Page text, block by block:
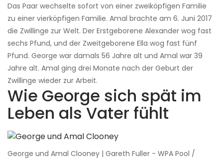
Das Paar wechselte sofort von einer zweiköpfigen Familie
zu einer vierköpfigen Familie. Amal brachte am 6. Juni 2017
die Zwillinge zur Welt. Der Erstgeborene Alexander wog fast
sechs Pfund, und der Zweitgeborene Ella wog fast fünf
Pfund. George war damals 56 Jahre alt und Amal war 39
Jahre alt. Amal ging drei Monate nach der Geburt der
Zwillinge wieder zur Arbeit.
Wie George sich spät im
Leben als Vater fühlt
George und Amal Clooney | Gareth Fuller - WPA Pool /